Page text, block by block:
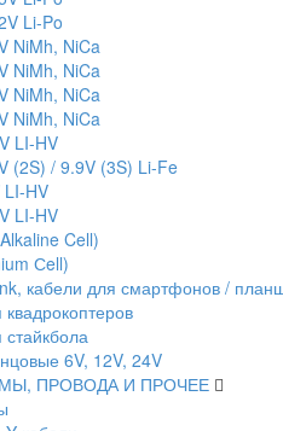
Li-Po
NiMh, NiCa
NiMh, NiCa
NiMh, NiCa
NiMh, NiCa
LI-HV
(2S) / 9.9V (3S) Li-Fe
LI-HV
LI-HV
Cell)
Сell)
кабели для смартфонов /
6V, 12V, 24V
ПРОВОДА И ПРОЧЕЕ